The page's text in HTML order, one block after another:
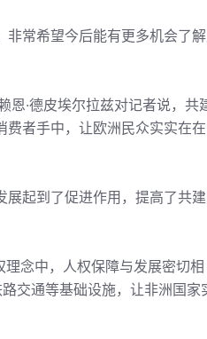
非常希望今后能有更多机会了
恩·德皮埃尔拉兹对记者说，共
费者手中，让欧洲民众实实在
展起到了促进作用，提高了共
念中，人权保障与发展密切相
交通等基础设施，让非洲国家